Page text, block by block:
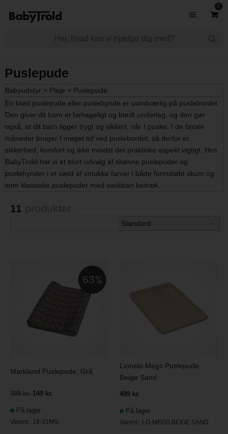
0
Puslepude
Babyudstyr > Pleje > Puslepude
En blød puslepude eller puslehynde er uundværlig på puslebordet.
Den giver dit barn et behageligt og blødt underlag, og den gør
også, at dit barn ligger trygt og sikkert, når I pusler. I de første
måneder bruger I meget tid ved puslebordet, så derfor er
sikkerhed, komfort og ikke mindst det praktiske aspekt vigtigt. Hos
BabyTrold har vi et stort udvalg af skønne puslepuder og
puslehynder i et væld af smukke farver i både formstøbt skum og
som klassiske puslepuder med vaskbart betræk.
11
63
Markland Puslepude, Grå
399 kr.149 kr.
På lager
Varenr.: 18-31MG
Lionelo Megs Puslepude,
Beige Sand
499 kr.
På lager
Varenr.: LO-MEGS BEIGE SAND